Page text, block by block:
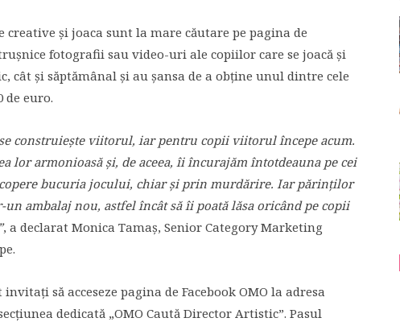
creative şi joaca sunt la mare căutare pe pagina de
fotografii sau video-uri ale copiilor care se joacă şi
cât şi săptămânal şi au şansa de a obţine unul dintre cele
de euro.
construieşte viitorul, iar pentru copii viitorul începe acum.
lor armonioasă şi, de aceea, îi încurajăm întotdeauna pe cei
bucuria jocului, chiar şi prin murdărire. Iar părinţilor
ambalaj nou, astfel încât să îi poată lăsa oricând pe copii
, a declarat Monica Tamaş, Senior Category Marketing
să acceseze pagina de Facebook OMO la adresa
dedicată „OMO Caută Director Artistic”. Pasul